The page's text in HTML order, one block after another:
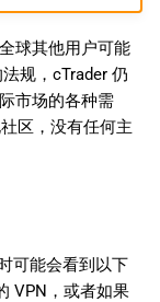
球其他用户可能
规，cTrader 仍
市场的各种需
区，没有任何主
可能会看到以下
VPN，或者如果